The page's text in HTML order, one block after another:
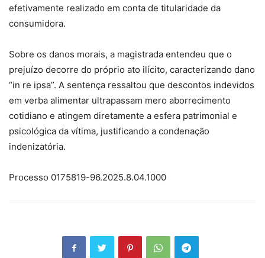
efetivamente realizado em conta de titularidade da
consumidora.
Sobre os danos morais, a magistrada entendeu que o
prejuízo decorre do próprio ato ilícito, caracterizando dano
“in re ipsa”. A sentença ressaltou que descontos indevidos
em verba alimentar ultrapassam mero aborrecimento
cotidiano e atingem diretamente a esfera patrimonial e
psicológica da vítima, justificando a condenação
indenizatória.
Processo 0175819-96.2025.8.04.1000